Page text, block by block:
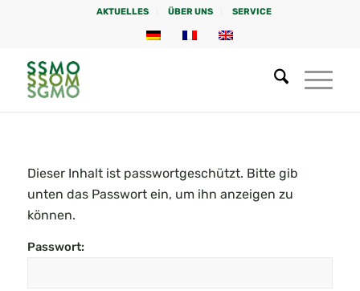
AKTUELLES ÜBER UNS SERVICE
Dieser Inhalt ist passwortgeschützt. Bitte gib
unten das Passwort ein, um ihn anzeigen zu
können.
Passwort: